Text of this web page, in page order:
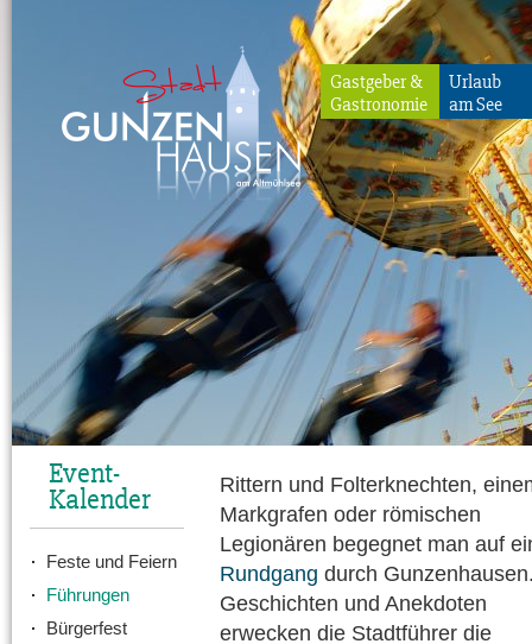
Gunzenhausen
Gastgeber &
Gastronomie
Urlaub
am See
Rittern und Folterknechten,
Markgrafen oder römischen
Legionären begegnet man auf
Rundgang durch
Geschichten und Anekdoten
erwecken die Stadtführer die
Event-
Kalender
Feste und Feiern
Führungen
Bürgerfest